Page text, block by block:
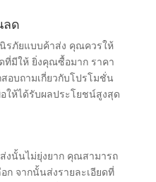
ลด
รภัยแบบค้าส่ง คุณควรให้
ที่มีให้ ยิ่งคุณซื้อมาก ราคา
อบถามเกี่ยวกับโปรโมชั่น
ให้ได้รับผลประโยชน์สูงสุด
งนั้นไม่ยุ่งยาก คุณสามารถ
ก จากนั้นส่งรายละเอียดที่